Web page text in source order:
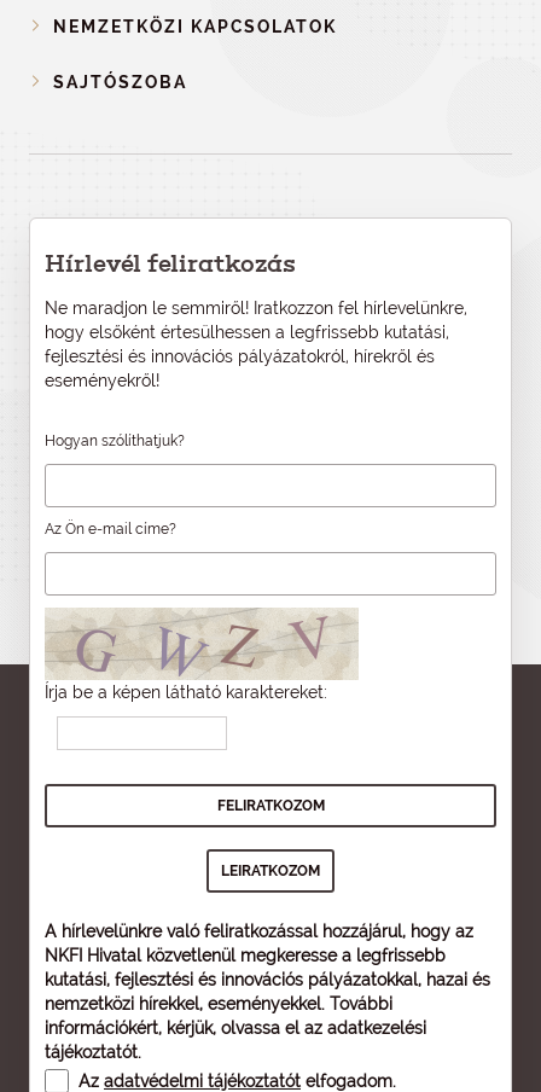
NEMZETKÖZI KAPCSOLATOK
SAJTÓSZOBA
Hírlevél feliratkozás
Ne maradjon le semmiről! Iratkozzon fel hírlevelünkre,
hogy elsőként értesülhessen a legfrissebb kutatási,
fejlesztési és innovációs pályázatokról, hírekről és
eseményekről!
Hogyan szólíthatjuk?
Az Ön e-mail címe?
Írja be a képen látható karaktereket:
A hírlevelünkre való feliratkozással hozzájárul, hogy az
NKFI Hivatal közvetlenül megkeresse a legfrissebb
kutatási, fejlesztési és innovációs pályázatokkal, hazai és
nemzetközi hírekkel, eseményekkel. További
információkért, kérjük, olvassa el az adatkezelési
tájékoztatót.
Az adatvédelmi tájékoztatót elfogadom.